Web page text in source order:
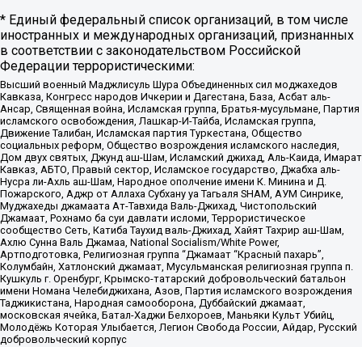
* Единый федеральный список организаций, в том числе
иностранных и международных организаций, признанных
в соответствии с законодательством Российской
Федерации террористическими:
Высший военный Маджлисуль Шура Объединенных сил моджахедов
Кавказа, Конгресс народов Ичкерии и Дагестана, База, Асбат аль-
Ансар, Священная война, Исламская группа, Братья-мусульмане, Партия
исламского освобождения, Лашкар-И-Тайба, Исламская группа,
Движение Талибан, Исламская партия Туркестана, Общество
социальных реформ, Общество возрождения исламского наследия,
Дом двух святых, Джунд аш-Шам, Исламский джихад, Аль-Каида, Имарат
Кавказ, АБТО, Правый сектор, Исламское государство, Джабха аль-
Нусра ли-Ахль аш-Шам, Народное ополчение имени К. Минина и Д.
Пожарского, Аджр от Аллаха Субхану уа Тагьаля SHAM, АУМ Синрике,
Муджахеды джамаата Ат-Тавхида Валь-Джихад, Чистопольский
Джамаат, Рохнамо ба суи давлати исломи, Террористическое
сообщество Сеть, Катиба Таухид валь-Джихад, Хайят Тахрир аш-Шам,
Ахлю Сунна Валь Джамаа, National Socialism/White Power,
Артподготовка, Религиозная группа “Джамаат “Красный пахарь”,
Колумбайн, Хатлонский джамаат, Мусульманская религиозная группа п.
Кушкуль г. Оренбург, Крымско-татарский добровольческий батальон
имени Номана Челебиджихана, Азов, Партия исламского возрождения
Таджикистана, Народная самооборона, Дуббайский джамаат,
московская ячейка, Батал-Хаджи Белхороев, Маньяки Культ Убийц,
Молодёжь Которая Улыбается, Легион Свобода России, Айдар, Русский
добровольческий корпус